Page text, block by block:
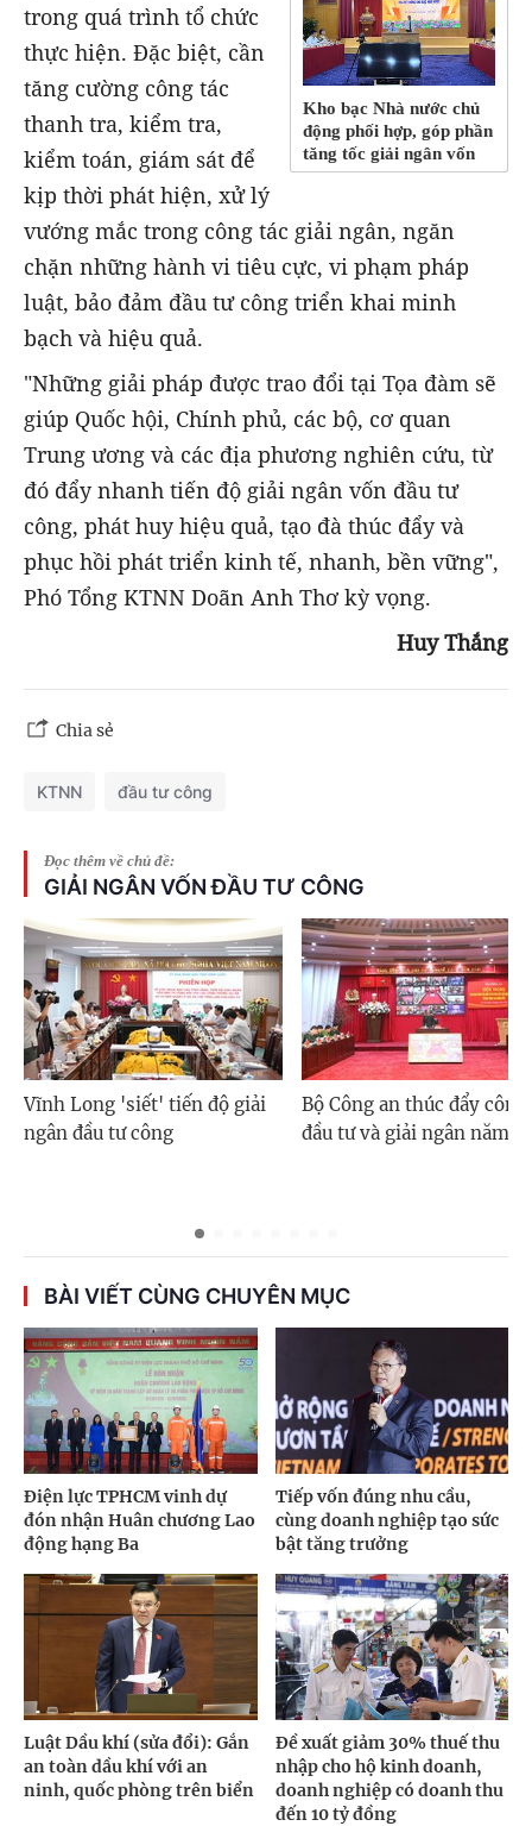
Kho bạc Nhà nước chủ
động phối hợp, góp phần
tăng tốc giải ngân vốn
trong quá trình tổ chức
thực hiện. Đặc biệt, cần
tăng cường công tác
thanh tra, kiểm tra,
kiểm toán, giám sát để
kịp thời phát hiện, xử lý
vướng mắc trong công tác giải ngân, ngăn
chặn những hành vi tiêu cực, vi phạm pháp
luật, bảo đảm đầu tư công triển khai minh
bạch và hiệu quả.
"Những giải pháp được trao đổi tại Tọa đàm sẽ
giúp Quốc hội, Chính phủ, các bộ, cơ quan
Trung ương và các địa phương nghiên cứu, từ
đó đẩy nhanh tiến độ giải ngân vốn đầu tư
công, phát huy hiệu quả, tạo đà thúc đẩy và
phục hồi phát triển kinh tế, nhanh, bền vững",
Phó Tổng KTNN Doãn Anh Thơ kỳ vọng.
HuyThắng
Chia sẻ
KTNN đầu tư công
Đọc thêm về chủ đề:
GIẢI NGÂN VỐN ĐẦU TƯ CÔNG
Vĩnh Long 'siết' tiến độ giải
ngân đầu tư công
Bộ Công an thúc đẩy công
đầu tư và giải ngân năm
BÀI VIẾT CÙNG CHUYÊN MỤC
Điện lực TPHCM vinh dự
đón nhận Huân chương Lao
động hạng Ba
Tiếp vốn đúng nhu cầu,
cùng doanh nghiệp tạo sức
bật tăng trưởng
Luật Dầu khí (sửa đổi): Gắn
an toàn dầu khí với an
ninh, quốc phòng trên biển
Đề xuất giảm 30% thuế thu
nhập cho hộ kinh doanh,
doanh nghiệp có doanh thu
đến 10 tỷ đồng